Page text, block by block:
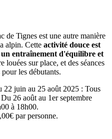
de Tignes est une autre manière
alpin. Cette activité douce est
un entraînement d'équilibre et
louées sur place, et des séances
les débutants.
22 juin au 25 août 2025 : Tous
26 août au 1er septembre
à 18h00.
par personne.